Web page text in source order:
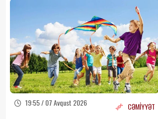
19:55 / 07 Avqust 2026 CƏMİYYƏT